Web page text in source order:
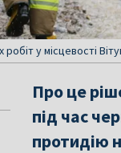
у місцевості
Про це
під час
протидію